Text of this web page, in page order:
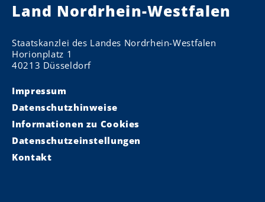
Land Nordrhein-Westfalen
Staatskanzlei des Landes Nordrhein-Westfalen
Horionplatz 1
40213 Düsseldorf
Impressum
Datenschutzhinweise
Informationen zu Cookies
Datenschutzeinstellungen
Kontakt